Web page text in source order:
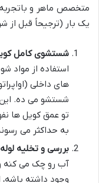
متخصص ماهر و
یک بار (ترجیحاً قبل
شستشوی کامل
استفاده از مواد
های داخلی
شستشو می ده. این
تو عمق کویل ها
به حداکثر می
بررسی و تخلیه
آب رو چک می کنه
وجود داشته